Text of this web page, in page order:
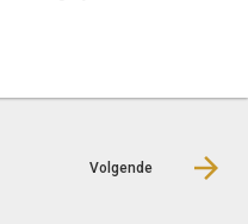
Volgende